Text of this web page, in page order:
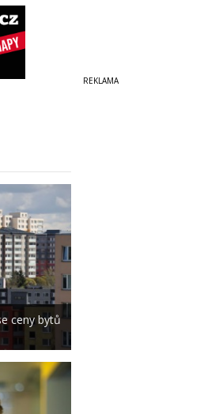
ceny bytů